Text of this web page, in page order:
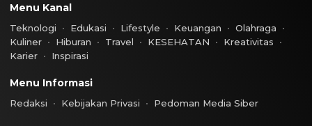
Menu Kanal
Teknologi Edukasi Lifestyle Keuangan
Olahraga
Kuliner
Hiburan Travel KESEHATAN
Kreativitas
Karier
Inspirasi
Menu Informasi
Redaksi Kebijakan Privasi Pedoman Media Siber